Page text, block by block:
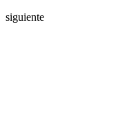
siguiente